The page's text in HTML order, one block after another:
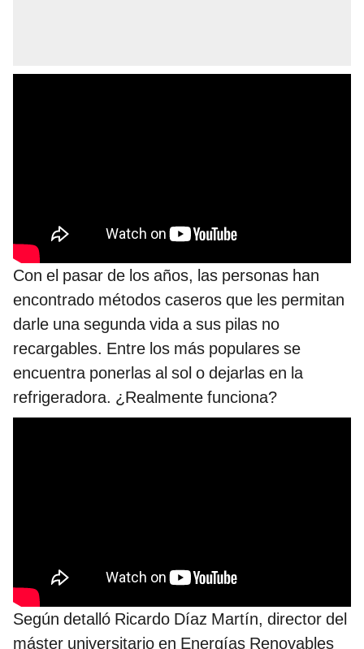
Con el pasar de los años, las personas han
encontrado métodos caseros que les permitan
darle una segunda vida a sus pilas no
recargables. Entre los más populares se
encuentra ponerlas al sol o dejarlas en la
refrigeradora. ¿Realmente funciona?
Según detalló Ricardo Díaz Martín, director del
máster universitario en Energías Renovables